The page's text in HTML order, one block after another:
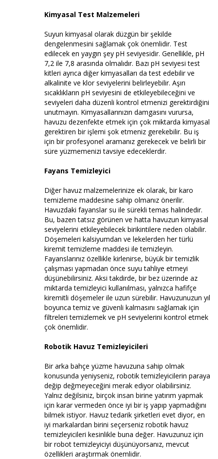
Kimyasal Test Malzemeleri
Suyun kimyasal olarak düzgün bir şekilde
dengelenmesini sağlamak çok önemlidir. Test
edilecek en yaygın şey pH seviyesidir. Genellikle, pH
7,2 ile 7,8 arasında olmalıdır. Bazı pH seviyesi test
kitleri ayrıca diğer kimyasalları da test edebilir ve
alkalinite ve klor seviyelerini belirleyebilir. Aşırı
sıcaklıkların pH seviyesini de etkileyebileceğini ve
seviyeleri daha düzenli kontrol etmenizi gerektirdiğini
unutmayın. Kimyasallarınızın damgasını vurursa,
havuzu dezenfekte etmek için çok miktarda kimyasal
gerektiren bir işlemi şok etmeniz gerekebilir. Bu iş
için bir profesyonel aramanız gerekecek ve belirli bir
süre yüzmemenizi tavsiye edeceklerdir.
Fayans Temizleyici
Diğer havuz malzemelerinize ek olarak, bir karo
temizleme maddesine sahip olmanız önerilir.
Havuzdaki fayanslar su ile sürekli temas halindedir.
Bu, bazen tatsız görünen ve hatta havuzun kimyasal
seviyelerini etkileyebilecek birikintilere neden olabilir.
Döşemeleri kalsiyumdan ve lekelerden her türlü
kiremit temizleme maddesi ile temizleyin.
Fayanslarınız özellikle kirlenirse, büyük bir temizlik
çalışması yapmadan önce suyu tahliye etmeyi
düşünebilirsiniz. Aksi takdirde, bir bez üzerinde az
miktarda temizleyici kullanılması, yalnızca hafifçe
kiremitli döşemeler ile uzun sürebilir. Havuzunuzun yıl
boyunca temiz ve güvenli kalmasını sağlamak için
filtreleri temizlemek ve pH seviyelerini kontrol etmek
çok önemlidir.
Robotik Havuz Temizleyicileri
Bir arka bahçe yüzme havuzuna sahip olmak
konusunda yeniyseniz, robotik temizleyicilerin paraya
değip değmeyeceğini merak ediyor olabilirsiniz.
Yalnız değilsiniz, birçok insan birine yatırım yapmak
için karar vermeden önce iyi bir iş yapıp yapmadığını
bilmek istiyor. Havuz tedarik şirketleri evet diyor, en
iyi markalardan birini seçerseniz robotik havuz
temizleyicileri kesinlikle buna değer. Havuzunuz için
bir robot temizleyiciyi düşünüyorsanız, mevcut
özellikleri araştırmak önemlidir.